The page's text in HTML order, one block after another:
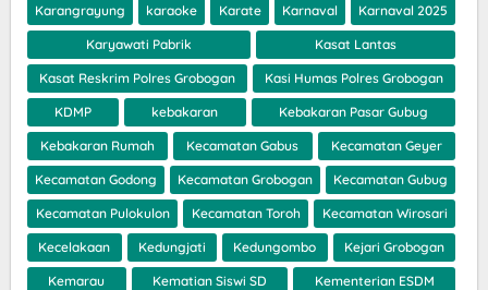
Karangrayung karaoke Karate Karnaval Karnaval 2025
Karyawati Pabrik Kasat Lantas
Kasat Reskrim Polres Grobogan Kasi Humas Polres Grobogan
KDMP kebakaran Kebakaran Pasar Gubug
Kebakaran Rumah Kecamatan Gabus Kecamatan Geyer
Kecamatan Godong Kecamatan Grobogan Kecamatan Gubug
Kecamatan Pulokulon Kecamatan Toroh Kecamatan Wirosari
Kecelakaan Kedungjati Kedungombo Kejari Grobogan
Kemarau Kematian Siswi SD Kementerian ESDM